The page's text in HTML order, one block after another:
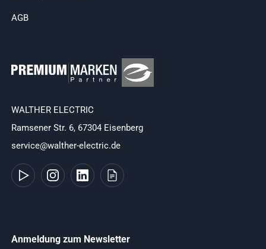
AGB
WALTHER ELECTRIC
Ramsener Str. 6, 67304 Eisenberg
service@walther-electric.de
Anmeldung zum Newsletter